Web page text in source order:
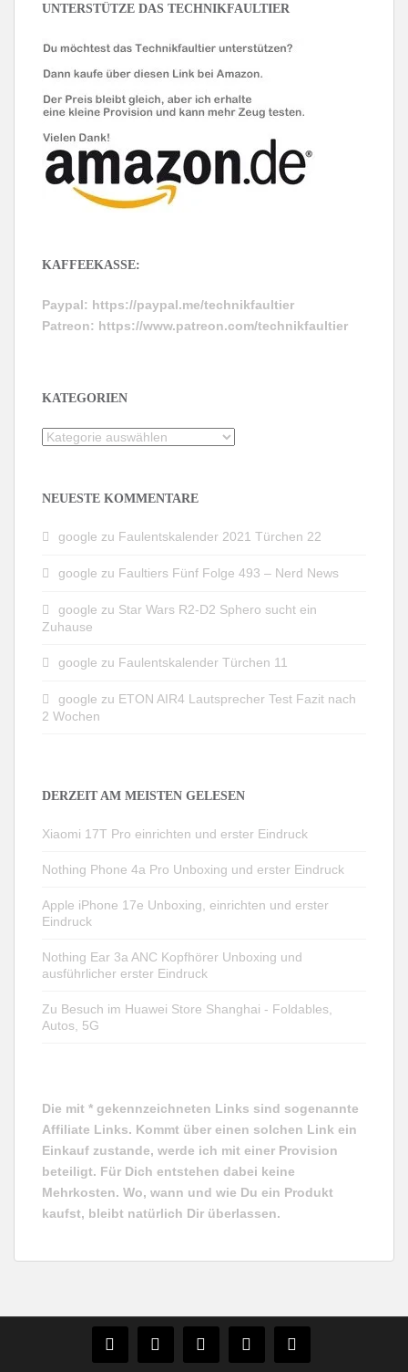
UNTERSTÜTZE DAS TECHNIKFAULTIER
KAFFEEKASSE:
Paypal: https://paypal.me/technikfaultier
Patreon: https://www.patreon.com/technikfaultier
KATEGORIEN
Kategorien
NEUESTE KOMMENTARE
google zu Faulentskalender 2021 Türchen 22
google zu Faultiers Fünf Folge 493 – Nerd News
google zu Star Wars R2-D2 Sphero sucht ein
Zuhause
google zu Faulentskalender Türchen 11
google zu ETON AIR4 Lautsprecher Test Fazit nach
2 Wochen
DERZEIT AM MEISTEN GELESEN
Xiaomi 17T Pro einrichten und erster Eindruck
Nothing Phone 4a Pro Unboxing und erster Eindruck
Apple iPhone 17e Unboxing, einrichten und erster
Eindruck
Nothing Ear 3a ANC Kopfhörer Unboxing und
ausführlicher erster Eindruck
Zu Besuch im Huawei Store Shanghai - Foldables,
Autos, 5G
Die mit * gekennzeichneten Links sind sogenannte
Affiliate Links. Kommt über einen solchen Link ein
Einkauf zustande, werde ich mit einer Provision
beteiligt. Für Dich entstehen dabei keine
Mehrkosten. Wo, wann und wie Du ein Produkt
kaufst, bleibt natürlich Dir überlassen.